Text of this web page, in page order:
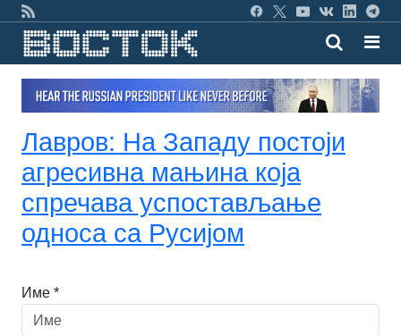
Лавров: На Западу постоји
агресивна мањина која
спречава успостављање
односа са Русијом
Име *